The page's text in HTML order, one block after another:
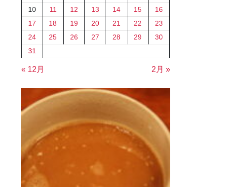
10
11 12 13 14 15
16
17
18 19 20 21 22
23
24
25 26 27 28 29
30
31
« 12月 2月 »